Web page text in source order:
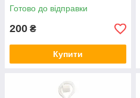
Готово до відправки
200 ₴
Купити